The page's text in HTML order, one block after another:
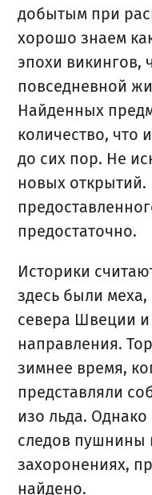
добытым при
хорошо знаем
эпохи викингов,
повседневной
Найденных
количество, что
до сих пор. Не
новых открытий.
предостаточно.
Историки
здесь были
севера Швеции и
направления.
зимнее время,
представляли
изо льда. Однако
следов пушнины
захоронениях,
найдено.